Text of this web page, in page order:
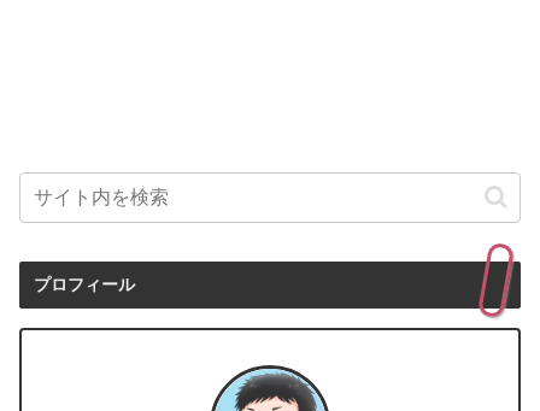
プロフィール